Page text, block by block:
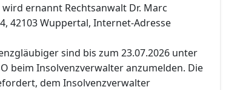
ernannt Rechtsanwalt Dr. Marc
42103 Wuppertal, Internet-Adresse
sind bis zum 23.07.2026 unter
beim Insolvenzverwalter anzumelden. Die
dem Insolvenzverwalter